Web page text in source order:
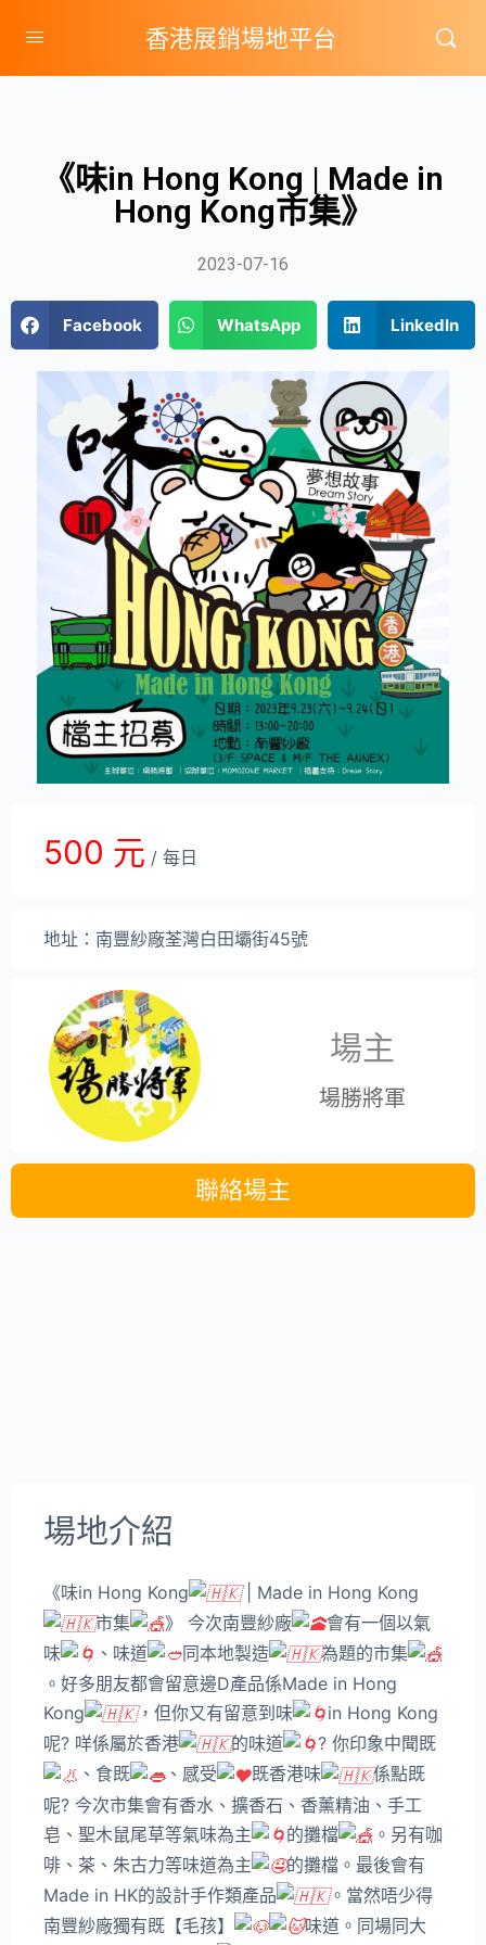
香港展銷場地平台
《味in Hong Kong | Made in
Hong Kong市集》
2023-07-16
Facebook WhatsApp LinkedIn
500 元 / 每日
地址：南豐紗廠荃灣白田壩街45號
場主
場勝將軍
聯絡場主
場地介紹
《味in Hong Kong
| Made in Hong Kong
市集
》 今次南豐紗廠
會有一個以氣
味
、味道 同本地製造
為題的市集
。好多朋友都會留意邊D產品係Made in Hong
Kong
，但你又有留意到味
in Hong Kong
呢? 咩係屬於香港
的味道
? 你印象中聞既
、食既
、感受 既香港味
係點既
呢? 今次市集會有香水、擴香石、香薰精油、手工
皂、聖木鼠尾草等氣味為主
的攤檔
。另有咖
啡、茶、朱古力等味道為主
的攤檔。最後會有
Made in HK的設計手作類產品
。當然唔少得
南豐紗廠獨有既【毛孩】
味道。同場同大